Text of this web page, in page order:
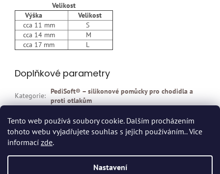
Tento web používá soubory cookie. Dalším procházením
tohoto webu vyjadřujete souhlas s jejich používáním.. Více
informací zde.
Nastavení
Velikost
Výška
Velikost
cca 11 mm
S
cca 14 mm
M
cca 17 mm
L
Doplňkové parametry
Kategorie: PediSoft® – silikonové pomůcky pro chodidla a
proti otlakům